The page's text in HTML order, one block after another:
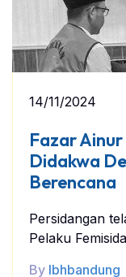
14/11/2024
Fazar
Didakwa
Berencana
Persidangan
Pelaku
By lbhbandung